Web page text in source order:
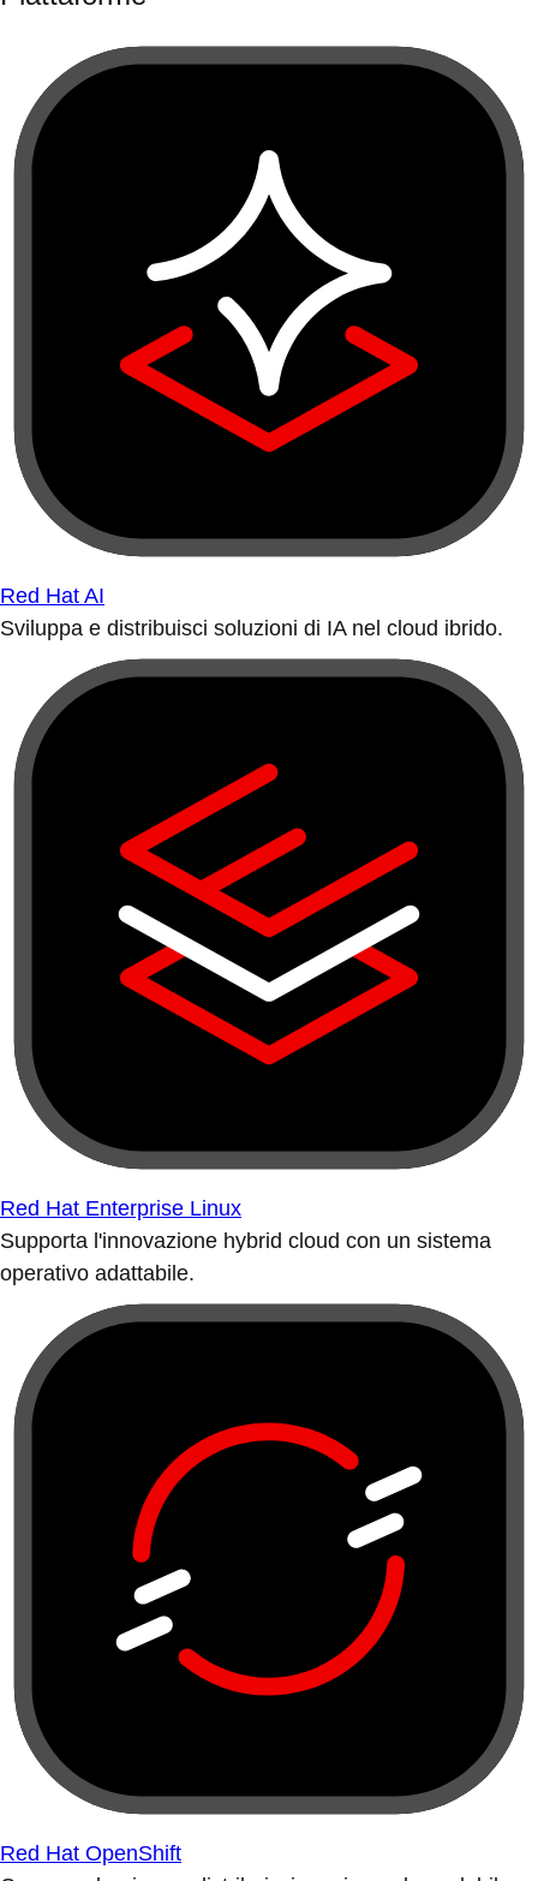
Red Hat AI
Sviluppa e distribuisci soluzioni di IA nel cloud ibrido.
Red Hat Enterprise Linux
Supporta l'innovazione hybrid cloud con un sistema
operativo adattabile.
Red Hat OpenShift